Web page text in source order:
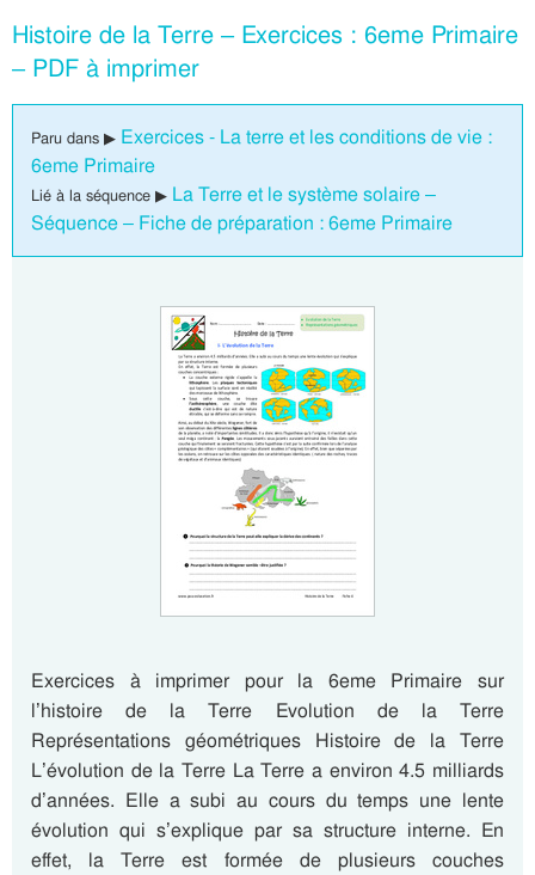
Histoire de la Terre – Exercices : 6eme Primaire
– PDF à imprimer
Paru dans ▶ Exercices - La terre et les conditions de vie :
6eme Primaire
Lié à la séquence ▶ La Terre et le système solaire –
Séquence – Fiche de préparation : 6eme Primaire
Exercices à imprimer pour la 6eme Primaire sur
l’histoire de la Terre Evolution de la Terre
Représentations géométriques Histoire de la Terre
L’évolution de la Terre La Terre a environ 4.5 milliards
d’années. Elle a subi au cours du temps une lente
évolution qui s’explique par sa structure interne. En
effet, la Terre est formée de plusieurs couches